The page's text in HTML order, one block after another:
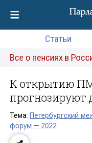
Статьи
Все о пенсиях в
К открытию
прогнозируют
Тема: Петербургский
форум — 2022